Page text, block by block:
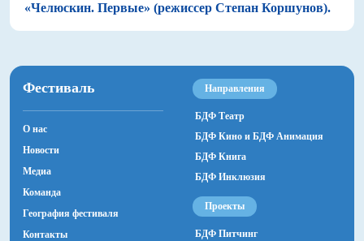
«Челюскин. Первые» (режиссер Степан Коршунов).
Фестиваль
О нас
Новости
Медиа
Команда
География фестиваля
Контакты
Направления
БДФ Театр
БДФ Кино и БДФ Анимация
БДФ Книга
БДФ Инклюзия
Проекты
БДФ Питчинг